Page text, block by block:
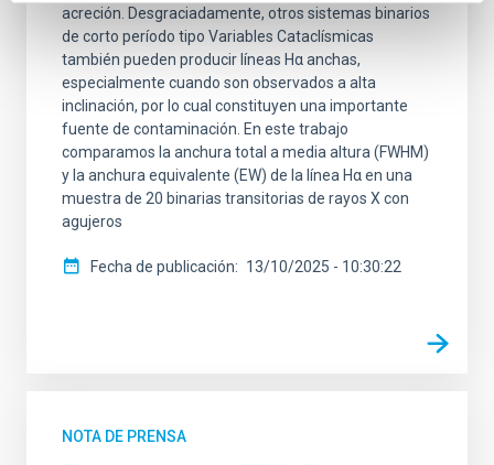
acreción. Desgraciadamente, otros sistemas binarios
de corto período tipo Variables Cataclísmicas
también pueden producir líneas Hα anchas,
especialmente cuando son observados a alta
inclinación, por lo cual constituyen una importante
fuente de contaminación. En este trabajo
comparamos la anchura total a media altura (FWHM)
y la anchura equivalente (EW) de la línea Hα en una
muestra de 20 binarias transitorias de rayos X con
agujeros
Fecha de publicación 13/10/2025 - 10:30:22
NOTA DE PRENSA